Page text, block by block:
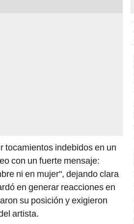
tocamientos indebidos en un
con un fuerte mensaje:
ni en mujer", dejando clara
en generar reacciones en
su posición y exigieron
artista.